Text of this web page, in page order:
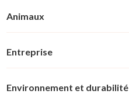
Animaux
Entreprise
Environnement et durabilité